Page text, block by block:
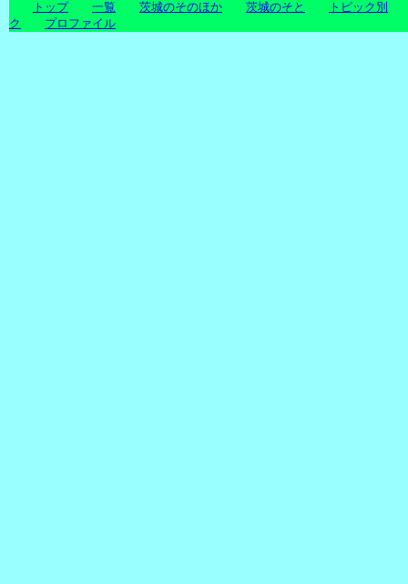
トップ 一覧 茨城のそのほか 茨城のそと
トピック別
ク
プロファイル